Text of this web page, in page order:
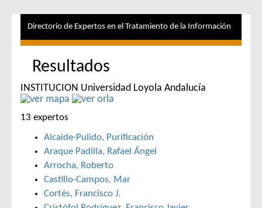
Directorio de Expertos en el Tratamiento de la Información
Resultados
INSTITUCION Universidad Loyola Andalucía
13 expertos
Alcaide-Pulido, Purificación
Araque Padilla, Rafael Ángel
Arrocha, Roberto
Castillo-Campos, Mar
Cortés, Francisco J.